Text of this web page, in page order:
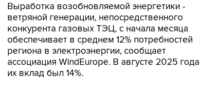
Выработка возобновляемой энергетики -
ветряной генерации, непосредственного
конкурента газовых ТЭЦ, с начала месяца
обеспечивает в среднем 12% потребностей
региона в электроэнергии, сообщает
ассоциация WindEurope. В августе 2025 года
их вклад был 14%.